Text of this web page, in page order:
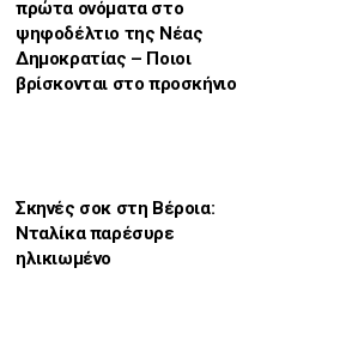
πρώτα ονόματα στο
ψηφοδέλτιο της Νέας
Δημοκρατίας – Ποιοι
βρίσκονται στο προσκήνιο
Σκηνές σοκ στη Βέροια:
Νταλίκα παρέσυρε
ηλικιωμένο